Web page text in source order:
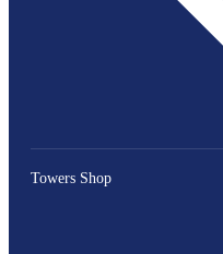
Towers Shop